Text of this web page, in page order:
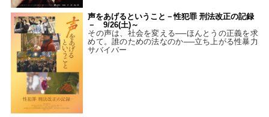
声をあげるということ－性犯罪 刑法改正の記録
－ 9/26(土)～
その声は、社会を変える──ほんとうの正義を求
めて。誰のための法なのか──立ち上がる性暴力
サバイバー